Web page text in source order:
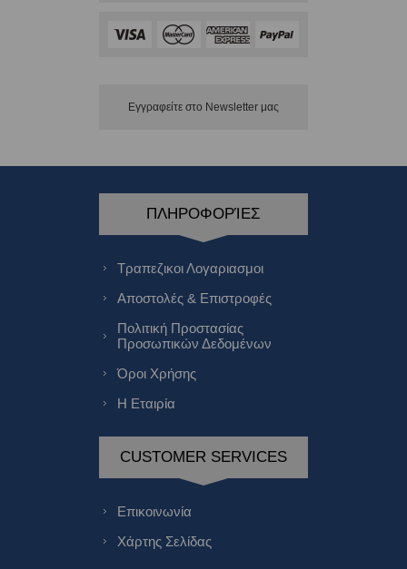
Εγγραφείτε στο Νewsletter μας
ΠΛΗΡΟΦΟΡΊΕΣ
Τραπεζικοι Λογαριασμοι
Αποστολές & Επιστροφές
Πολιτική Προστασίας
Προσωπικών Δεδομένων
Όροι Χρήσης
Η Εταιρία
CUSTOMER SERVICES
Επικοινωνία
Χάρτης Σελίδας